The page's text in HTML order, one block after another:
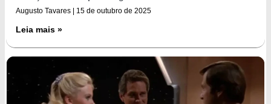
Augusto Tavares 15 de outubro de 2025
Leia mais »